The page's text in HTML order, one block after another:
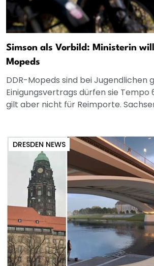
Simson als Vorbild: Ministerin
Mopeds
DDR-Mopeds sind bei Jugendlichen
Einigungsvertrags dürfen sie Tempo
gilt aber nicht für Reimporte.
DRESDEN NEWS